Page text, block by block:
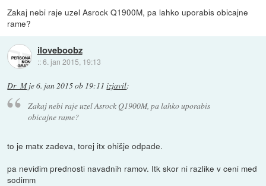
Zakaj nebi raje uzel Asrock Q1900M, pa lahko uporabis obicajne
rame?
iloveboobz
::6. jan 2015, 19:13
Dr_Mje6. jan 2015 ob 19:11 izjavil:
Zakaj nebi raje uzel Asrock Q1900M, pa lahko uporabis
obicajne rame?
to je matx zadeva, torej itx ohišje odpade.
pa nevidim prednosti navadnih ramov. Itk skor ni razlike v ceni med
sodimm